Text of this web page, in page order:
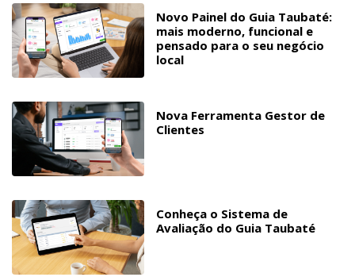
Novo Painel do Guia Taubaté:
mais moderno, funcional e
pensado para o seu negócio
local
Nova Ferramenta Gestor de
Clientes
Conheça o Sistema de
Avaliação do Guia Taubaté